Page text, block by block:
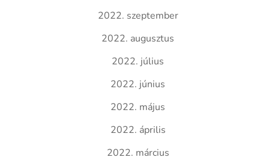
2022. szeptember
2022. augusztus
2022. július
2022. június
2022. május
2022. április
2022. március